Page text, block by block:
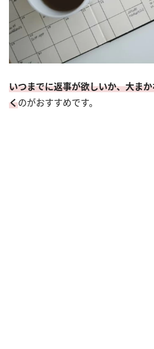
いつまでに返事が欲しいか、大ま
くのがおすすめです。